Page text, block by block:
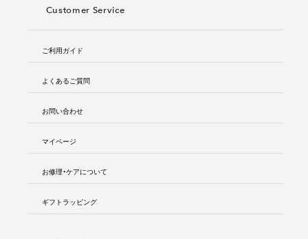
Customer Service
ご利用ガイド
よくあるご質問
お問い合わせ
マイページ
お修理・ケアについて
ギフトラッピング